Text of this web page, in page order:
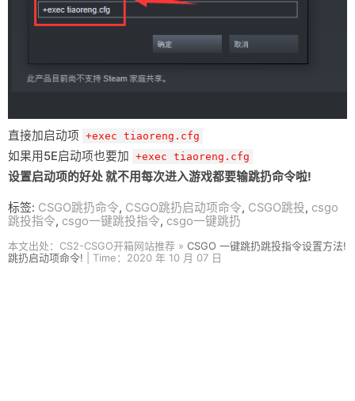
直接加启动项 +exec tiaoreng.cfg
如果用5E启动项也要加 +exec tiaoreng.cfg
设置启动项的好处 就不用每次进入游戏都要输跳扔命令啦!
标签: CSGO跳扔命令, CSGO跳扔启动项命令, CSGO跳投, csgo
跳投指令, csgo一键跳投指令, csgo一键跳扔
本文出处：CS2-CSGO开箱网站推荐 » CSGO 一键跳扔跳投指令设置方法!
跳扔启动项命令! | Time：2020 年 10 月 07 日